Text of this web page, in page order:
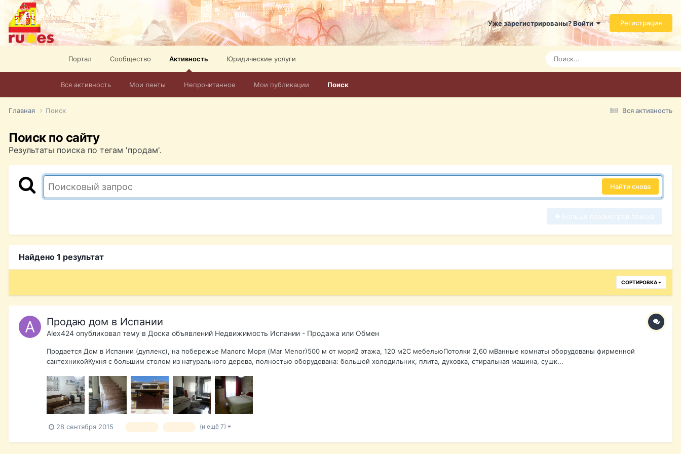
Уже зарегистрированы? Войти Регистрация
Портал Сообщество Активность
Вся активность Мои ленты Непрочитанное Мои публикации Поиск
Юридические услуги
Вся активность
Главная Поиск
Поиск по сайту
Результаты поиска по тегам 'продам'.
Найти снова
Найдено 1 результат
СОРТИРОВКА
Продаю дом в Испании
Alex424 опубликовал тему в Доска объявлений Недвижимость Испании - Продажа или Обмен
Продается Дом в Испании (дуплекс), на побережье Малого Моря (Mar Menor)500 м от моря2 этажа, 120 м2С мебельюПотолки 2,60 мВанные комнаты оборудованы фирменной
сантехникойКухня с большим столом из натурального дерева, полностью оборудована: большой холодильник, плита, духовка, стиральная машина, сушк...
28 сентября 2015 (и ещё 7)